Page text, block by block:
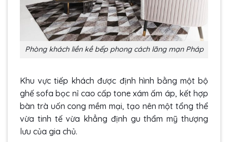
Phòng khách liền kề bếp phong cách lãng mạn Pháp
Khu vực tiếp khách được định hình bằng một bộ
ghế sofa bọc nỉ cao cấp tone xám ấm áp, kết hợp
bàn trà uốn cong mềm mại, tạo nên một tổng thể
vừa tinh tế vừa khẳng định gu thẩm mỹ thượng
lưu của gia chủ.